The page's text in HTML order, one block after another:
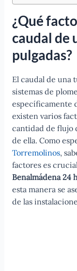
¿Qué
caudal de
pulgadas?
El caudal de una
sistemas de
específicamente
existen varios
cantidad de flujo
de ella. Como
Torremolinos,
factores es
Benalmádena 24
esta manera se
de las